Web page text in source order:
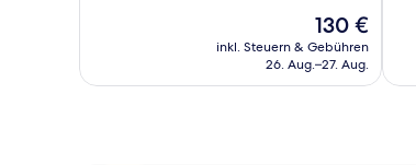
Der
Preis
beträgt
130 €
inkl. Steuern & Gebühren
26. Aug.–27. Aug.